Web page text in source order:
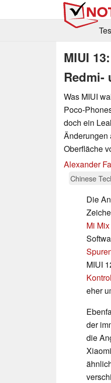
MIUI
Redmi-
Was MIUI
Poco-
doch ein
Änderungen
Oberfläche
Alexander
Chinese
Die
Mi
MIUI
eher
der
die